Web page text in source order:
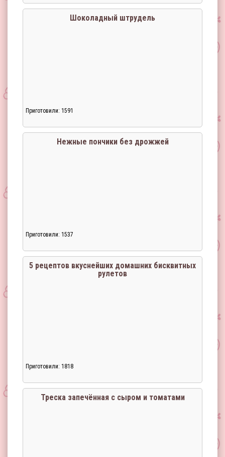
Шоколадный штрудель
Приготовили: 1591
Нежные пончики без дрожжей
Приготовили: 1537
5 рецептов вкуснейших домашних бисквитных
рулетов
Приготовили: 1818
Треска запечённая с сыром и томатами